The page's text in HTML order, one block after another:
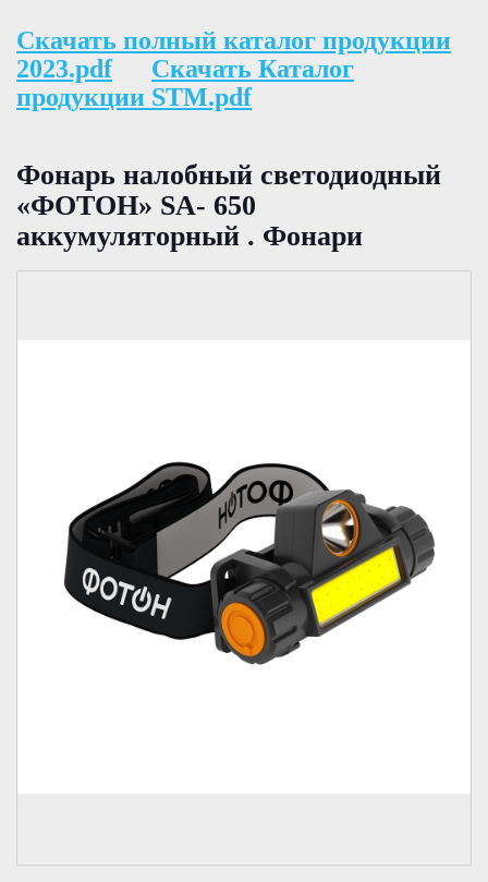
Скачать полный каталог продукции
2023.pdf
Скачать Каталог
продукции STM.pdf
Фонарь налобный светодиодный
«ФОТОН» SA- 650
аккумуляторный . Фонари